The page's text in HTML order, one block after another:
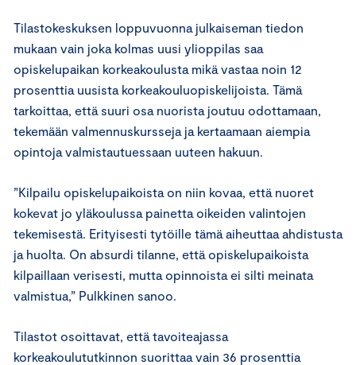
Tilastokeskuksen loppuvuonna julkaiseman tiedon
mukaan vain joka kolmas uusi ylioppilas saa
opiskelupaikan korkeakoulusta mikä vastaa noin 12
prosenttia uusista korkeakouluopiskelijoista. Tämä
tarkoittaa, että suuri osa nuorista joutuu odottamaan,
tekemään valmennuskursseja ja kertaamaan aiempia
opintoja valmistautuessaan uuteen hakuun.
”Kilpailu opiskelupaikoista on niin kovaa, että nuoret
kokevat jo yläkoulussa painetta oikeiden valintojen
tekemisestä. Erityisesti tytöille tämä aiheuttaa ahdistusta
ja huolta. On absurdi tilanne, että opiskelupaikoista
kilpaillaan verisesti, mutta opinnoista ei silti meinata
valmistua,” Pulkkinen sanoo.
Tilastot osoittavat, että tavoiteajassa
korkeakoulututkinnon suorittaa vain 36 prosenttia